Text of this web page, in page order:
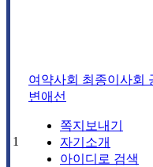
1
여약사회 최종이사회
변애선
쪽지보내기
자기소개
아이디로 검색